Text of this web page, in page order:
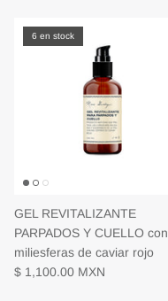
6 en stock
GEL REVITALIZANTE
PARPADOS Y CUELLO con
miliesferas de caviar rojo
$ 1,100.00 MXN